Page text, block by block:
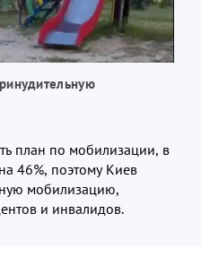
план по мобилизации, в
46%, поэтому Киев
мобилизацию,
и инвалидов.